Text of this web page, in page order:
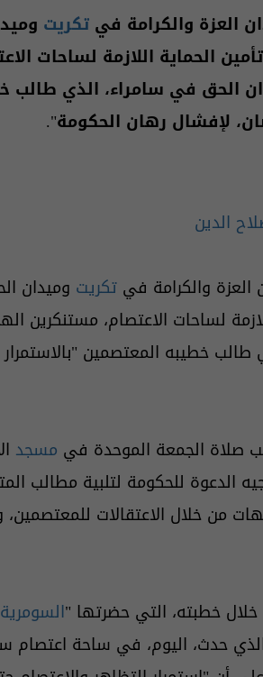
العزة والكرامة في تكريت
الحماية اللازمة لساحات
الحق في سامراء، الذي طالب
لإفشال رهان الحكومة".
الدين
والكرامة في تكريت وميدان
لساحات الاعتصام، مستنكرين
طالب خطيبه المعتصمين
صلاة الجمعة الموحدة في مسجد
الدعوة للحكومة لتلبية مطالب
من خلال الاعتقالات
خطبته، التي حضرتها "
الذي حدث، اليوم، في ساحة اعتصام